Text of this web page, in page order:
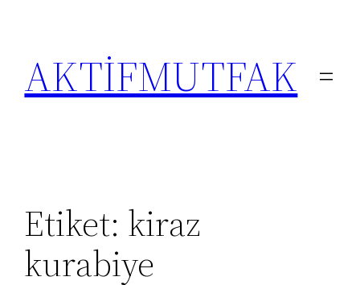
AKTİFMUTFAK
Etiket: kiraz
kurabiye